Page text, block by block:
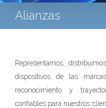
Alianzas
Representamos,
dispositivos de las
reconocimiento y
confiables para nuestros